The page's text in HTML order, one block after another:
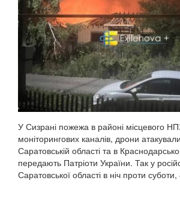
У Сизрані пожежа в районі місцевого
моніторингових каналів, дрони
Саратовській області та в
передають Патріоти України. Так у
Саратовської області в ніч проти